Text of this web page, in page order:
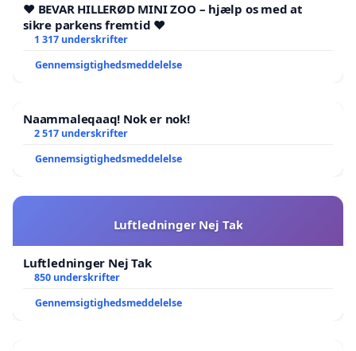
❤️ BEVAR HILLERØD MINI ZOO – hjælp os med at
sikre parkens fremtid ❤️
1 317 underskrifter
Gennemsigtighedsmeddelelse
Naammaleqaaq! Nok er nok!
2 517 underskrifter
Gennemsigtighedsmeddelelse
Luftledninger Nej Tak
Luftledninger Nej Tak
850 underskrifter
Gennemsigtighedsmeddelelse